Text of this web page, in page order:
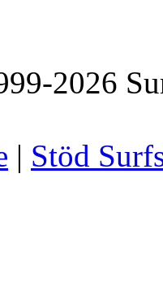
2026
| Stöd